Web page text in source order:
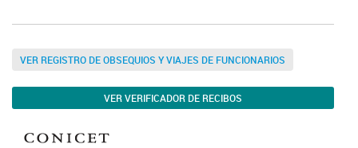
VER REGISTRO DE OBSEQUIOS Y VIAJES DE FUNCIONARIOS
VER VERIFICADOR DE RECIBOS